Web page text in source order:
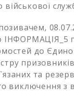
ІНФОРМАЦІЯ_5
до
та
виключення з